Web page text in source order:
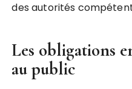
des autorités
Les obligations
au public